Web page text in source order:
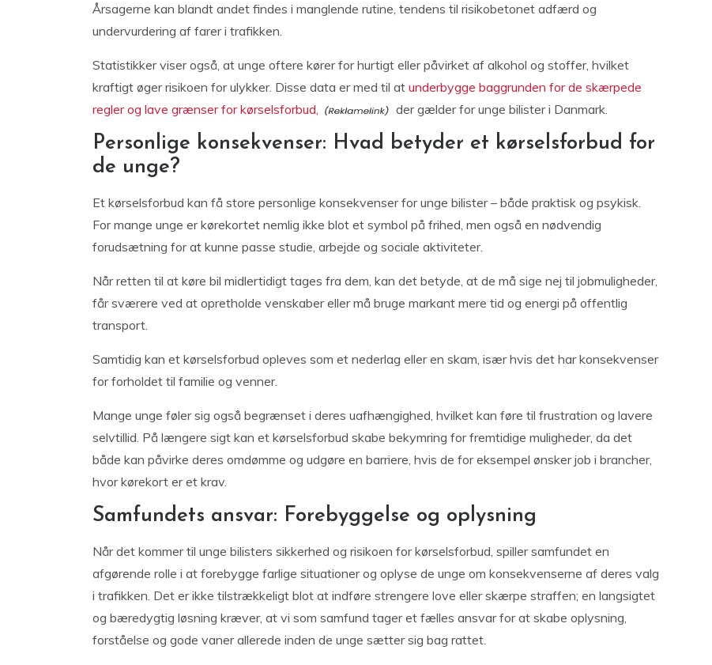
Årsagerne kan blandt andet findes i manglende rutine, tendens til risikobetonet adfærd og
undervurdering af farer i trafikken.
Statistikker viser også, at unge oftere kører for hurtigt eller påvirket af alkohol og stoffer, hvilket
kraftigt øger risikoen for ulykker. Disse data er med til at underbygge baggrunden for de skærpede
regler og lave grænser for kørselsforbud,
der gælder for unge bilister i Danmark.
Personlige konsekvenser: Hvad betyder et kørselsforbud for
de unge?
Et kørselsforbud kan få store personlige konsekvenser for unge bilister – både praktisk og psykisk.
For mange unge er kørekortet nemlig ikke blot et symbol på frihed, men også en nødvendig
forudsætning for at kunne passe studie, arbejde og sociale aktiviteter.
Når retten til at køre bil midlertidigt tages fra dem, kan det betyde, at de må sige nej til jobmuligheder,
får sværere ved at opretholde venskaber eller må bruge markant mere tid og energi på offentlig
transport.
Samtidig kan et kørselsforbud opleves som et nederlag eller en skam, især hvis det har konsekvenser
for forholdet til familie og venner.
Mange unge føler sig også begrænset i deres uafhængighed, hvilket kan føre til frustration og lavere
selvtillid. På længere sigt kan et kørselsforbud skabe bekymring for fremtidige muligheder, da det
både kan påvirke deres omdømme og udgøre en barriere, hvis de for eksempel ønsker job i brancher,
hvor kørekort er et krav.
Samfundets ansvar: Forebyggelse og oplysning
Når det kommer til unge bilisters sikkerhed og risikoen for kørselsforbud, spiller samfundet en
afgørende rolle i at forebygge farlige situationer og oplyse de unge om konsekvenserne af deres valg
i trafikken. Det er ikke tilstrækkeligt blot at indføre strengere love eller skærpe straffen; en langsigtet
og bæredygtig løsning kræver, at vi som samfund tager et fælles ansvar for at skabe oplysning,
forståelse og gode vaner allerede inden de unge sætter sig bag rattet.